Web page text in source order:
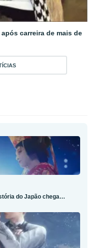
carreira de mais de
do Japão chega…